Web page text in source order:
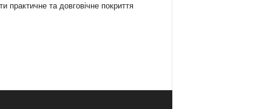
практичне та довговічне покриття